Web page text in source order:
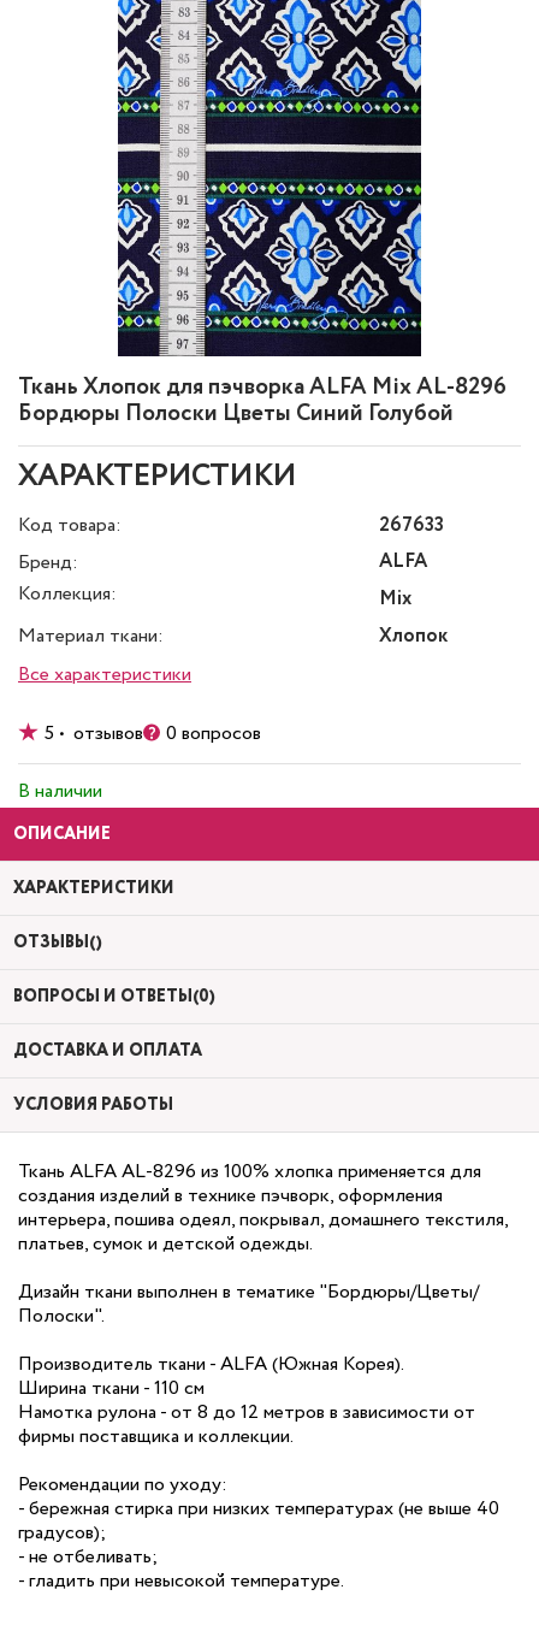
Ткань Хлопок для пэчворка ALFA Mix AL-8296
Бордюры Полоски Цветы Синий Голубой
ХАРАКТЕРИСТИКИ
Код товара:
267633
Бренд:
ALFA
Коллекция:
Mix
Материал ткани:
Хлопок
Все характеристики
5 • отзывов 0 вопросов
В наличии
ОПИСАНИЕ
ХАРАКТЕРИСТИКИ
ОТЗЫВЫ()
ВОПРОСЫ И ОТВЕТЫ(0)
ДОСТАВКА И ОПЛАТА
УСЛОВИЯ РАБОТЫ
Ткань ALFA AL-8296 из 100% хлопка применяется для
создания изделий в технике пэчворк, оформления
интерьера, пошива одеял, покрывал, домашнего текстиля,
платьев, сумок и детской одежды.
Дизайн ткани выполнен в тематике "Бордюры/Цветы/
Полоски".
Производитель ткани - ALFA (Южная Корея).
Ширина ткани - 110 см
Намотка рулона - от 8 до 12 метров в зависимости от
фирмы поставщика и коллекции.
Рекомендации по уходу:
- бережная стирка при низких температурах (не выше 40
градусов);
- не отбеливать;
- гладить при невысокой температуре.